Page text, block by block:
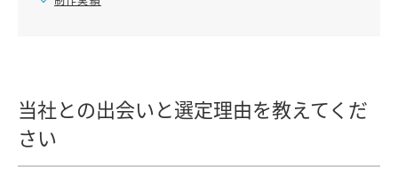
当社との出会いと選定理由を教えてくだ
さい